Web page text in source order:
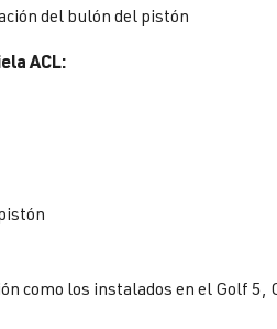
del bulón del pistón
ACL:
como los instalados en el Golf